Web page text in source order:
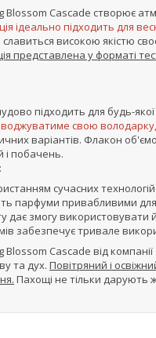
Cascade створює
ідеально підходить для
високою якістю
представлена у форматі
підходить для будь-якої
свою
варіантів. Флакон
і побачень.
сучасних
парфуми привабливими
дає змогу використовувати
забезпечує тривале
Cascade від
та дух. Повітряний і
Пахощі не тільки дарують